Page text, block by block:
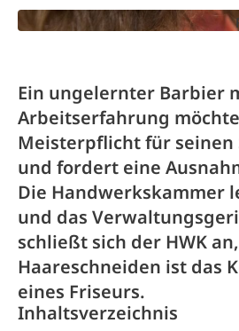
Ein ungelernter Barbier
Arbeitserfahrung
Meisterpflicht für seinen
und fordert eine
Die Handwerkskammer
und das
schließt sich der HWK
Haareschneiden ist das
eines Friseurs.
Inhaltsverzeichnis